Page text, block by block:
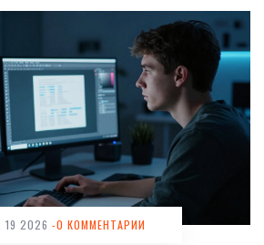
2026 -0 КОММЕНТАРИИ